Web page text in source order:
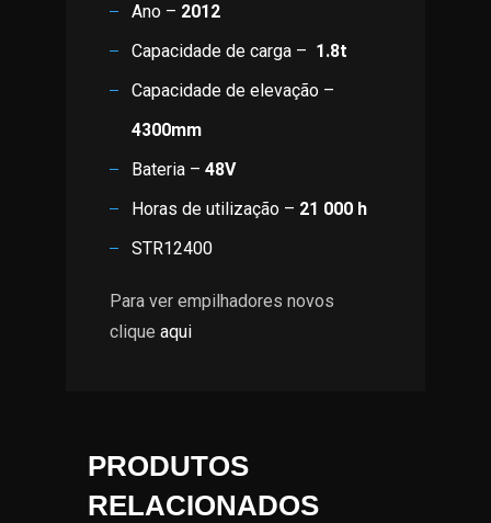
Ano – 2012
Capacidade de carga – 1.8t
Capacidade de elevação –
4300mm
Bateria – 48V
Horas de utilização – 21 000 h
STR12400
Para ver empilhadores novos
clique aqui
PRODUTOS
RELACIONADOS